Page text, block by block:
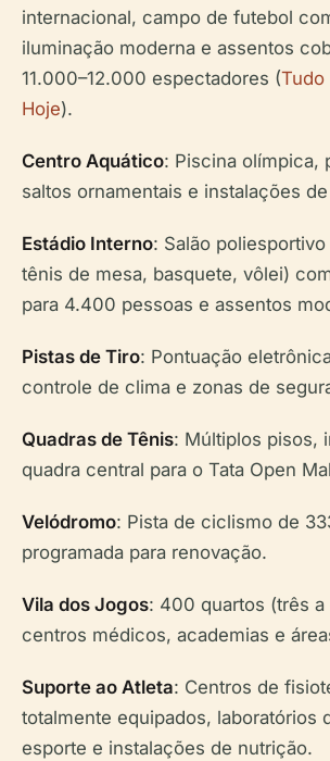
internacional, campo de futebol
iluminação moderna e assentos
11.000–12.000 espectadores (Tudo
Hoje).
Centro Aquático: Piscina olímpica,
saltos ornamentais e instalações
Estádio Interno: Salão
tênis de mesa, basquete, vôlei)
para 4.400 pessoas e assentos
Pistas de Tiro: Pontuação
controle de clima e zonas de
Quadras de Tênis: Múltiplos pisos,
quadra central para o Tata Open
Velódromo: Pista de ciclismo de
programada para renovação.
Vila dos Jogos: 400 quartos (três
centros médicos, academias e
Suporte ao Atleta: Centros de
totalmente equipados, laboratórios
esporte e instalações de nutrição.